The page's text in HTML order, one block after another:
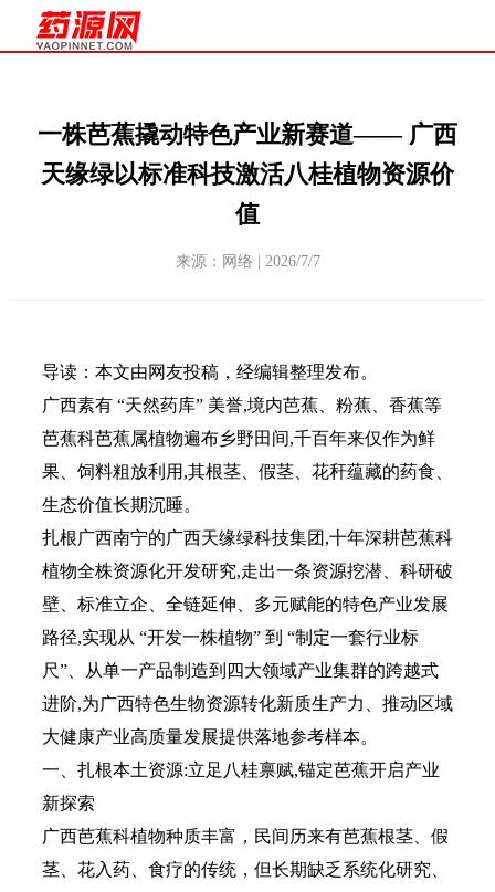
一株芭蕉撬动特色产业新赛道—— 广西
天缘绿以标准科技激活八桂植物资源价
值
来源：网络 | 2026/7/7
导读：本文由网友投稿，经编辑整理发布。
广西素有 “天然药库” 美誉,境内芭蕉、粉蕉、香蕉等
芭蕉科芭蕉属植物遍布乡野田间,千百年来仅作为鲜
果、饲料粗放利用,其根茎、假茎、花秆蕴藏的药食、
生态价值长期沉睡。
扎根广西南宁的广西天缘绿科技集团,十年深耕芭蕉科
植物全株资源化开发研究,走出一条资源挖潜、科研破
壁、标准立企、全链延伸、多元赋能的特色产业发展
路径,实现从 “开发一株植物” 到 “制定一套行业标
尺”、从单一产品制造到四大领域产业集群的跨越式
进阶,为广西特色生物资源转化新质生产力、推动区域
大健康产业高质量发展提供落地参考样本。
一、扎根本土资源:立足八桂禀赋,锚定芭蕉开启产业
新探索
广西芭蕉科植物种质丰富，民间历来有芭蕉根茎、假
茎、花入药、食疗的传统，但长期缺乏系统化研究、